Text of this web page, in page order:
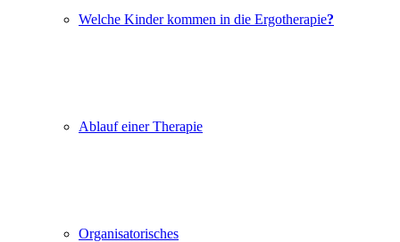
Welche Kinder kommen in die Ergotherapie?
Ablauf einer Therapie
Organisatorisches